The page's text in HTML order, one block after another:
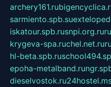
archery161.ru
sarmiento.spb.su
iskatour.spb.rusnpi.org.ru
krygeva-spa.ruchel.net.ru
hl-beta.spb.ru
epoha-metalband.ru
dieselvostok.ru